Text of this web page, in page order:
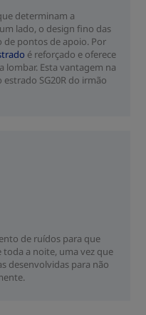
determinam a
lado, o design fino das
pontos de apoio. Por
é reforçado e oferece
lombar. Esta vantagem na
SG20R do irmão
de ruídos para que
a noite, uma vez que
desenvolvidas para não